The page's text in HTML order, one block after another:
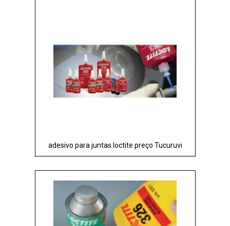
adesivo para juntas loctite preço Tucuruvi